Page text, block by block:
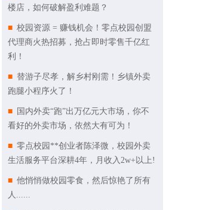
楼店，如何破解盈利难题？
校园资源 = 赚钱机会！零点校园创盟
代理商火热招募，抢占即时零售千亿红
利！
替游子尽孝，解乡村刚需！乡镇外卖
跑腿小程序火了！
国内外卖“跑”出万亿元大市场，你不
看好的外卖市场，依然大有可为！
零点校园**创业者陈泽微，校园外卖
生活服务平台深耕4年，月收入2w+以上!
他悄悄做校园零食，然后惊艳了所有
人......